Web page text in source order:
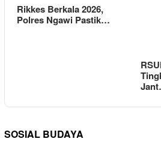
Rikkes Berkala 2026,
Polres Ngawi Pastik…
SOSIAL BUDAYA